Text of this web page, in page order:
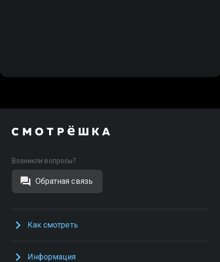
Возникли вопросы?
Обратная связь
Как смотреть
Информация